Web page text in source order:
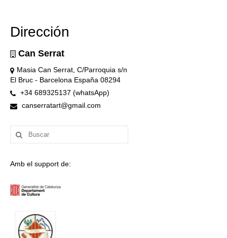
Dirección
Can Serrat
Masia Can Serrat, C/Parroquia s/n
El Bruc - Barcelona España 08294
+34 689325137 (whatsApp)
canserratart@gmail.com
Buscar
por:
Amb el support de: